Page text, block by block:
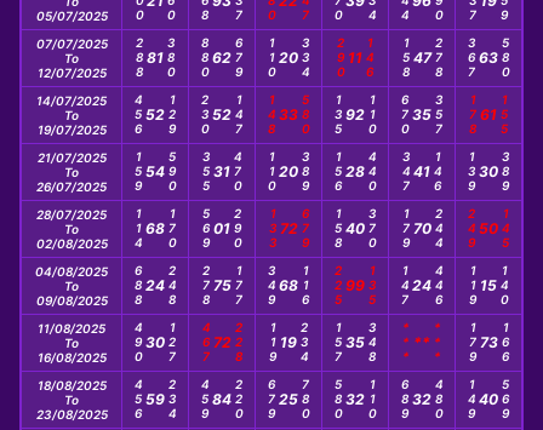
05/07/2025
07/07/2025
To
12/07/2025
288 81 380 880 62 679 110 20 334 290 11 146 158 47278 36763 580
14/07/2025
To
19/07/2025
456 52 129 230 52 147 148 33 580 135 92 110 670 35 357 178 61 155
21/07/2025
To
26/07/2025
159 54 590 355 31 470 110 20 389 156 28 440 347 41 146 139 30 389
28/07/2025
To
02/08/2025
114 68 170 56901 290 133 72679 158 40 370 179 70244 249 50 145
04/08/2025
To
09/08/2025
688 24 248 278 75177 349 68 116 225 99 135 147 24 446 119 15 140
11/08/2025
To
16/08/2025
49030 127 467 72228 119 19 234 157 35 348 *** ** *** 179 73166
18/08/2025
To
23/08/2025
456 59 234 459 84 220 679 25 780 580 32 110 689 32 480 149 40 569